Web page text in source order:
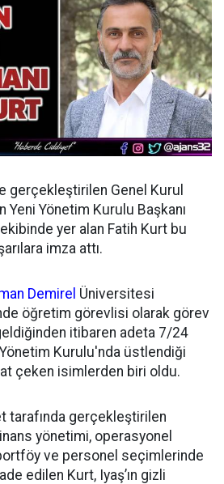
gerçekleştirilen Genel Kurul
Yeni Yönetim Kurulu Başkanı
ekibinde yer alan Fatih Kurt bu
imza attı.
Demirel Üniversitesi
öğretim görevlisi olarak görev
itibaren adeta 7/24
Kurulu'nda üstlendiği
çeken isimlerden biri oldu.
tarafında gerçekleştirilen
yönetimi, operasyonel
ve personel seçimlerinde
edilen Kurt, Iyaş’ın gizli